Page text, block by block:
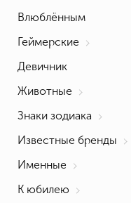
Влюблённым
Геймерские
Девичник
Животные
Знаки зодиака
Известные бренды
Именные
К юбилею